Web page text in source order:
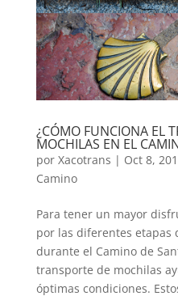
¿CÓMO FUNCIONA EL
MOCHILAS EN EL
por Xacotrans | Oct 8,
Camino
Para tener un mayor
por las diferentes etapas
durante el Camino de
transporte de mochilas
óptimas condiciones.